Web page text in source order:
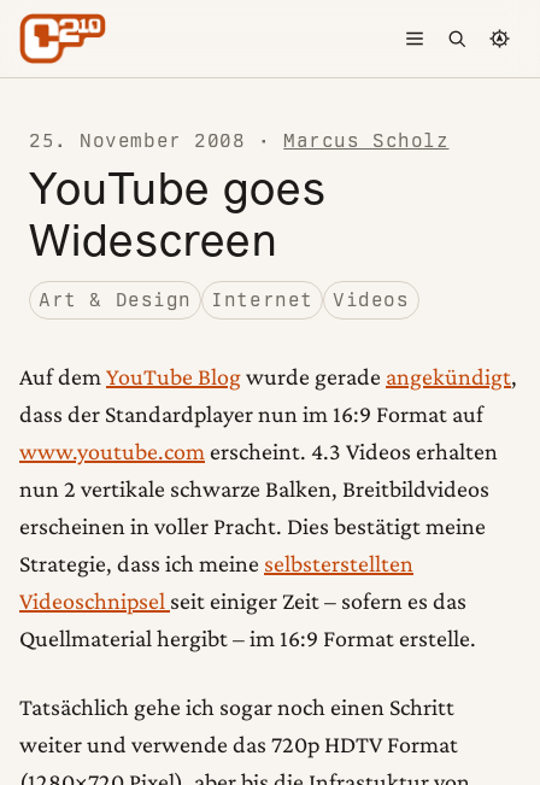
Skip to content
Toggle menu
Open
25. November 2008 · Marcus Scholz
YouTube goes
Widescreen
Art & Design Internet Videos
Auf dem YouTube Blogwurde gerade angekündigt,
dass der Standardplayer nun im 16:9 Format auf
www.youtube.com erscheint. 4.3 Videos erhalten
nun 2 vertikale schwarze Balken, Breitbildvideos
erscheinen in voller Pracht. Dies bestätigt meine
Strategie, dass ich meine selbsterstellten
Videoschnipsel seit einiger Zeit – sofern es das
Quellmaterial hergibt – im 16:9 Format erstelle.
Tatsächlich gehe ich sogar noch einen Schritt
weiter und verwende das 720p HDTV Format